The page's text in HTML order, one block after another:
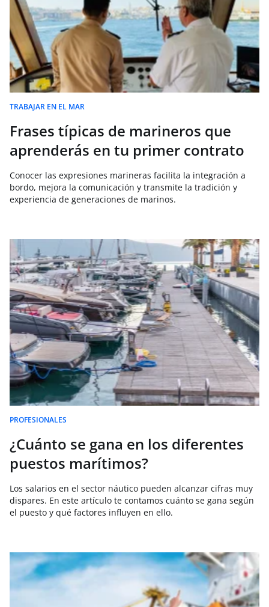
TRABAJAR EN EL MAR
Frases típicas de marineros que
aprenderás en tu primer contrato
Conocer las expresiones marineras facilita la integración a
bordo, mejora la comunicación y transmite la tradición y
experiencia de generaciones de marinos.
PROFESIONALES
¿Cuánto se gana en los diferentes
puestos marítimos?
Los salarios en el sector náutico pueden alcanzar cifras muy
dispares. En este artículo te contamos cuánto se gana según
el puesto y qué factores influyen en ello.